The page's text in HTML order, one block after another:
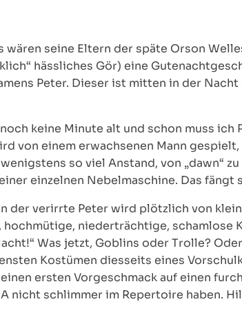
wären seine Eltern der späte Orson
hässliches Gör) eine
Peter. Dieser ist mitten in der
keine Minute alt und schon muss ich
von einem erwachsenen Mann
so viel Anstand, von „dawn“
einzelnen Nebelmaschine. Das fängt
der verirrte Peter wird plötzlich von
niederträchtige, schamlose
Was jetzt, Goblins oder Trolle?
Kostümen diesseits eines
ersten Vorgeschmack auf einen
nicht schlimmer im Repertoire haben.